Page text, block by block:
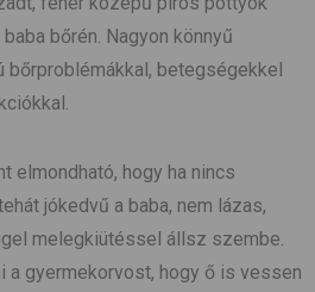
bőrén. Nagyon könnyű
betegségekkel
elmondható, hogy ha nincs
jókedvű a baba, nem lázas,
melegkiütéssel állsz szembe.
a gyermekorvost, hogy ő is vessen